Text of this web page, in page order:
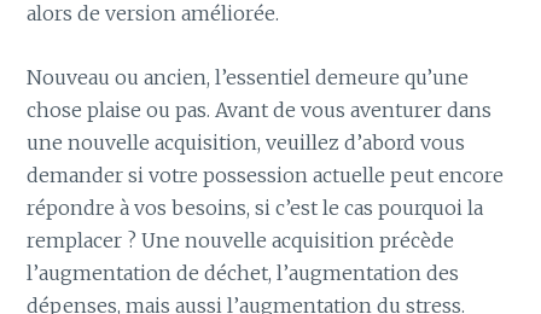
alors de version améliorée.
Nouveau ou ancien, l’essentiel demeure qu’une
chose plaise ou pas. Avant de vous aventurer dans
une nouvelle acquisition, veuillez d’abord vous
demander si votre possession actuelle peut encore
répondre à vos besoins, si c’est le cas pourquoi la
remplacer ? Une nouvelle acquisition précède
l’augmentation de déchet, l’augmentation des
dépenses, mais aussi l’augmentation du stress.